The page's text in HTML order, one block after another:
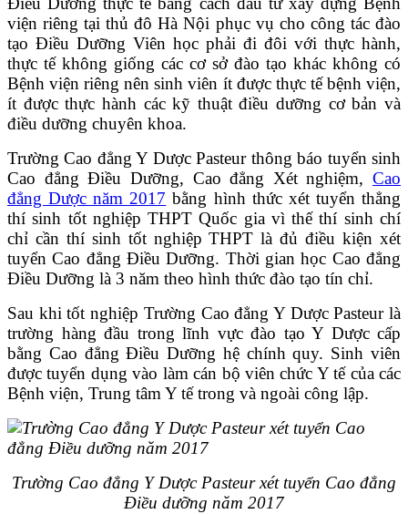
viện riêng tại thủ đô Hà Nội phục vụ cho công tác đào
tạo Điều Dưỡng Viên học phải đi đôi với thực hành,
thực tế không giống các cơ sở đào tạo khác không có
Bệnh viện riêng nên sinh viên ít được thực tế bệnh viện,
ít được thực hành các kỹ thuật điều dưỡng cơ bản và
điều dưỡng chuyên khoa.
Trường Cao đẳng Y Dược Pasteur thông báo tuyển sinh
Cao đẳng Điều Dưỡng, Cao đẳng Xét nghiệm, Cao
đẳng Dược năm 2017 bằng hình thức xét tuyển thẳng
thí sinh tốt nghiệp THPT Quốc gia vì thế thí sinh chí
chỉ cần thí sinh tốt nghiệp THPT là đủ điều kiện xét
tuyển Cao đẳng Điều Dưỡng. Thời gian học Cao đẳng
Điều Dưỡng là 3 năm theo hình thức đào tạo tín chỉ.
Sau khi tốt nghiệp Trường Cao đẳng Y Dược Pasteur là
trường hàng đầu trong lĩnh vực đào tạo Y Dược cấp
bằng Cao đẳng Điều Dưỡng hệ chính quy. Sinh viên
được tuyển dụng vào làm cán bộ viên chức Y tế của các
Bệnh viện, Trung tâm Y tế trong và ngoài công lập.
Trường Cao đẳng Y Dược Pasteur xét tuyển Cao đẳng
Điều dưỡng năm 2017